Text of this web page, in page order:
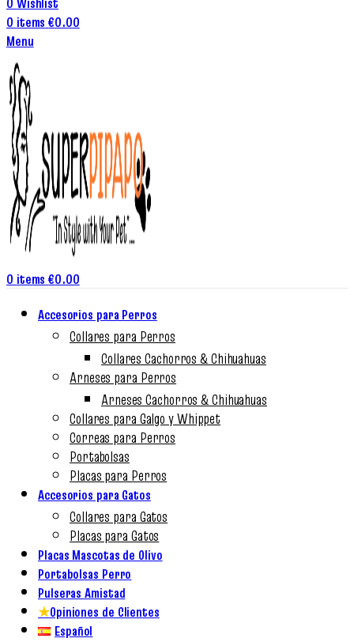
0 items €0.00
Menu
0 items €0.00
Accesorios para Perros
Collares para Perros
Collares Cachorros & Chihuahuas
Arneses para Perros
Arneses Cachorros & Chihuahuas
Collares para Galgo y Whippet
Correas para Perros
Portabolsas
Placas para Perros
Accesorios para Gatos
Collares para Gatos
Placas para Gatos
Placas Mascotas de Olivo
Portabolsas Perro
Pulseras Amistad
★Opiniones de Clientes
Español